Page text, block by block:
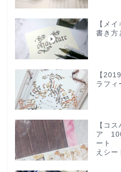
【メ
書き方
【
ラフィ
【コ
ア
ート
えシー